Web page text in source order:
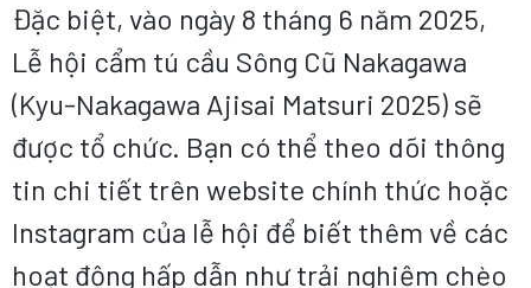
Đặc biệt, vào ngày 8 tháng 6 năm 2025,
Lễ hội cẩm tú cầu Sông Cũ Nakagawa
(Kyu-Nakagawa Ajisai Matsuri 2025) sẽ
được tổ chức. Bạn có thể theo dõi thông
tin chi tiết trên website chính thức hoặc
Instagram của lễ hội để biết thêm về các
hoạt động hấp dẫn như trải nghiệm chèo